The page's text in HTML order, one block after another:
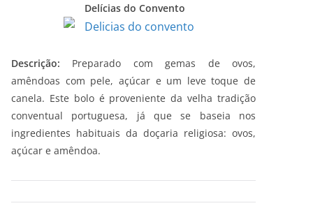
Delícias do Convento
Descrição: Preparado com gemas de ovos,
amêndoas com pele, açúcar e um leve toque de
canela. Este bolo é proveniente da velha tradição
conventual portuguesa, já que se baseia nos
ingredientes habituais da doçaria religiosa: ovos,
açúcar e amêndoa.